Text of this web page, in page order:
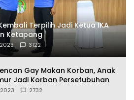
Terpilih Jadi Ketua IKA
Ketapang
3122
Gay Makan Korban, Anak
Jadi Korban Persetubuhan
2732